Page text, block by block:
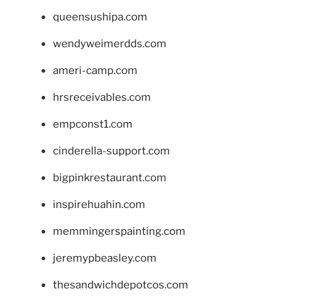
queensushipa.com
wendyweimerdds.com
ameri-camp.com
hrsreceivables.com
empconst1.com
cinderella-support.com
bigpinkrestaurant.com
inspirehuahin.com
memmingerspainting.com
jeremypbeasley.com
thesandwichdepotcos.com